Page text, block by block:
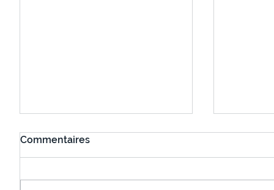
Commentaires